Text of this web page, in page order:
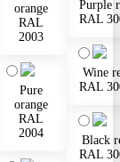
orange
RAL
2003
Pure
orange
RAL
2004
Purple
RAL
Wine
RAL
Black
RAL